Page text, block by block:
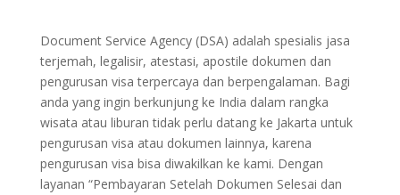
Document Service Agency (DSA) adalah spesialis jasa
terjemah, legalisir, atestasi, apostile dokumen dan
pengurusan visa terpercaya dan berpengalaman. Bagi
anda yang ingin berkunjung ke India dalam rangka
wisata atau liburan tidak perlu datang ke Jakarta untuk
pengurusan visa atau dokumen lainnya, karena
pengurusan visa bisa diwakilkan ke kami. Dengan
layanan “Pembayaran Setelah Dokumen Selesai dan